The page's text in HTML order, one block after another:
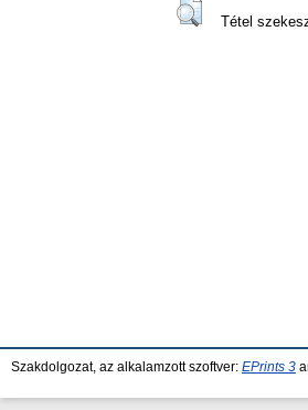
Tétel
Szakdolgozat, az alkalamzott szoftver: EPrints 3